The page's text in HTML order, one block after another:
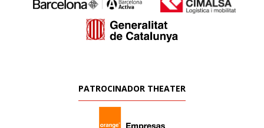
PATROCINADOR THEATER